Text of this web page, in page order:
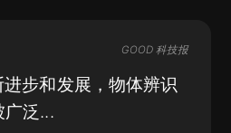
GOOD 科技报
步和发展，物体辨识
广泛...